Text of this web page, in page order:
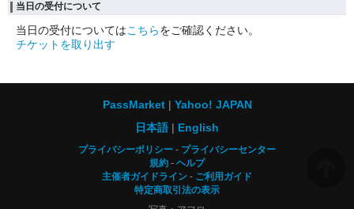
当日の受付について
当日の受付についてはこちらをご確認ください。
チケットを取り出す
PassMarket
Yahoo! JAPAN
日本語
English
プライバシーポリシー
プライバシーセンター
規約
ヘルプ
主催者ガイドライン
ご利用ガイド
特定商取引法の表示